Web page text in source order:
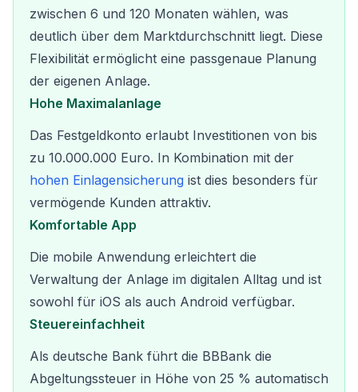
zwischen 6 und 120 Monaten wählen, was
deutlich über dem Marktdurchschnitt liegt. Diese
Flexibilität ermöglicht eine passgenaue Planung
der eigenen Anlage.
Hohe Maximalanlage
Das Festgeldkonto erlaubt Investitionen von bis
zu 10.000.000 Euro. In Kombination mit der
hohen Einlagensicherung ist dies besonders für
vermögende Kunden attraktiv.
Komfortable App
Die mobile Anwendung erleichtert die
Verwaltung der Anlage im digitalen Alltag und ist
sowohl für iOS als auch Android verfügbar.
Steuereinfachheit
Als deutsche Bank führt die BBBank die
Abgeltungssteuer in Höhe von 25 % automatisch